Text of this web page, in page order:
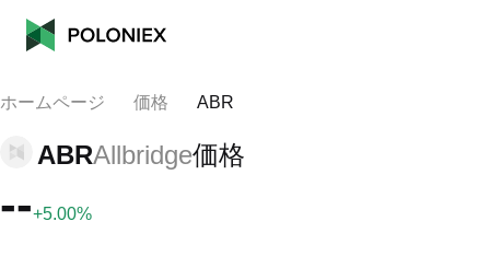
ホームページ 価格 ABR
ABRAllbridge価格
--+5.00%